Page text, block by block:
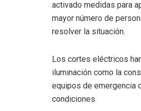
activado medidas para
mayor número de
resolver la situación.
Los cortes eléctricos
iluminación como la
equipos de emergencia
condiciones.